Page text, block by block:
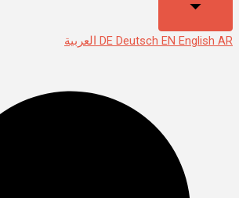
DE Deutsch EN English AR العربية